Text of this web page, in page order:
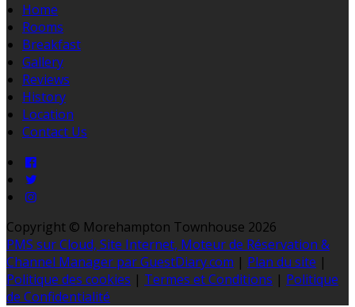
Home
Rooms
Breakfast
Gallery
Reviews
History
Location
Contact Us
Copyright © Morehampton Townhouse 2026
PMS sur Cloud, Site Internet, Moteur de Réservation &
Channel Manager par GuestDiary.com | Plan du site |
Politique des cookies | Termes et Conditions | Politique
de Confidentialité